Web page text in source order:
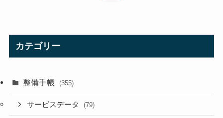
カテゴリー
整備手帳 (355)
サービスデータ (79)